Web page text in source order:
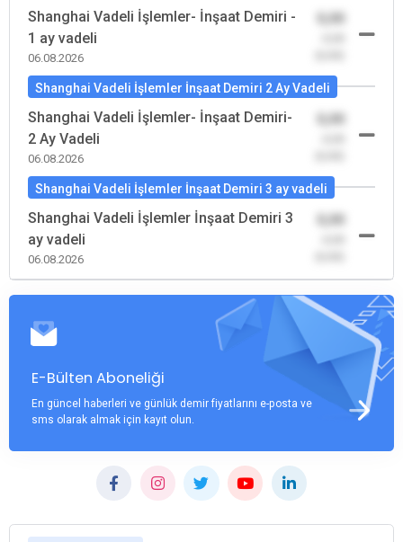
Shanghai Vadeli İşlemler- İnşaat Demiri -
1 ay vadeli
06.08.2026
Shanghai Vadeli İşlemler İnşaat Demiri 2 Ay Vadeli
Shanghai Vadeli İşlemler- İnşaat Demiri-
2 Ay Vadeli
06.08.2026
Shanghai Vadeli İşlemler İnşaat Demiri 3 ay vadeli
Shanghai Vadeli İşlemler İnşaat Demiri 3
ay vadeli
06.08.2026
E-Bülten Aboneliği
En güncel haberleri ve günlük demir fiyatlarını e-posta ve
sms olarak almak için kayıt olun.